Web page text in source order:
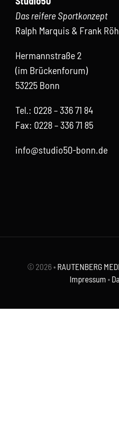
Das reifere Sportkonzept
Ralph Marquis & Frank
Hermannstraße 2
(im Brückenforum)
53225 Bonn
Tel.: 0228 – 336 71 84
Fax: 0228 – 336 71 85
info@studio50-bonn.de
© 2026 • RAUTENBERG
Impressum •